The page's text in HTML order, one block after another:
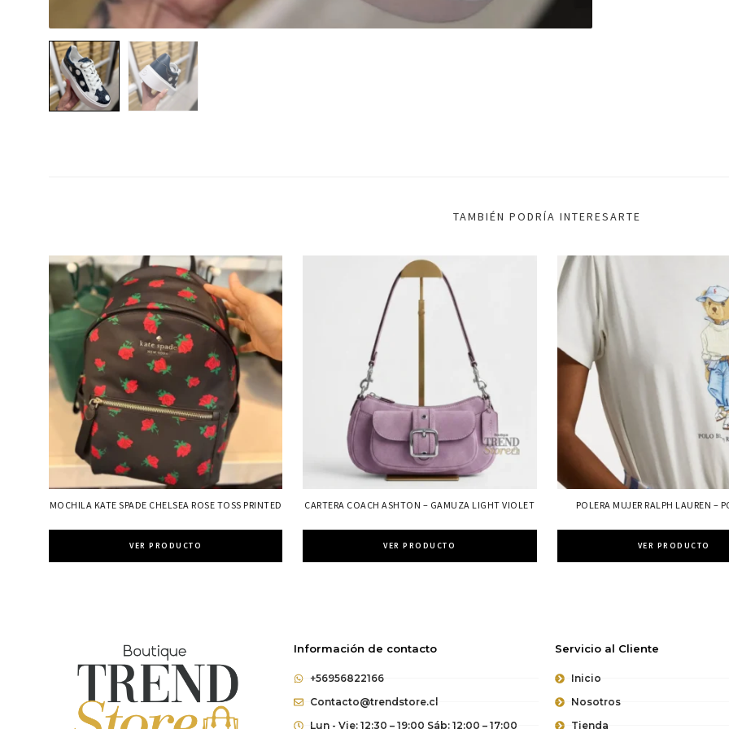
TAMBIÉN PODRÍA INTERESARTE
MOCHILA KATE SPADE CHELSEA ROSE TOSS PRINTED
VER PRODUCTO
CARTERA COACH ASHTON – GAMUZA LIGHT VIOLET
VER PRODUCTO
POLERA MUJER RALPH LAUREN –
VER PRODUCTO
Información de contacto
+56956822166
Contacto@trendstore.cl
Lun - Vie: 12:30 – 19:00 Sáb: 12:00 – 17:00
Servicio al Cliente
Inicio
Nosotros
Tienda